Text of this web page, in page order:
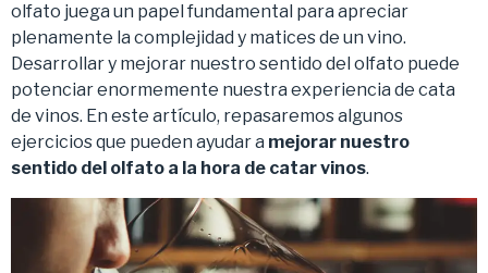
olfato juega un papel fundamental para apreciar
plenamente la complejidad y matices de un vino.
Desarrollar y mejorar nuestro sentido del olfato puede
potenciar enormemente nuestra experiencia de cata
de vinos. En este artículo, repasaremos algunos
ejercicios que pueden ayudar a mejorar nuestro
sentido del olfato a la hora de catar vinos.